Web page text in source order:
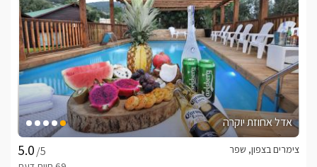
אדל אחוזת יוקרה
/5
צימרים בצפון, שפר